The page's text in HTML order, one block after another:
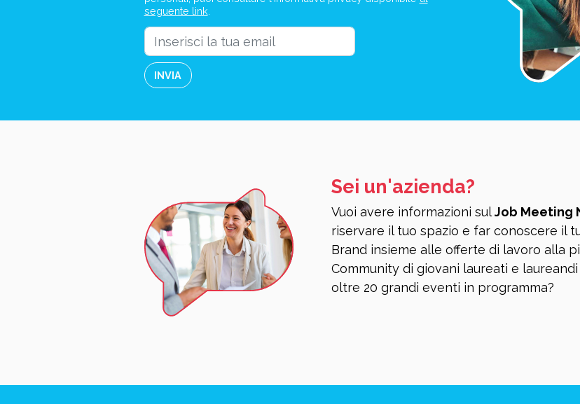
seguente link.
INVIA
Sei un'azienda?
Vuoi avere informazioni sulJob Meeting
riservare il tuo spazio e far conoscere il
Brand insieme alle offerte di lavoro alla
Community di giovani laureati e
oltre 20 grandi eventi in programma?